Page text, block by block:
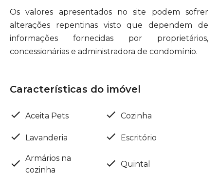
Os valores apresentados no site podem sofrer
alterações repentinas visto que dependem de
informações fornecidas por proprietários,
concessionárias e administradora de condomínio.
Características do imóvel
Aceita Pets Cozinha
Lavanderia Escritório
Armários na
cozinha
Quintal